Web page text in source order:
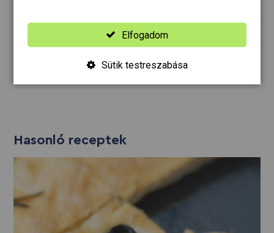
laktóz
mustár
Hasonló receptek
Sütik testreszabása
Elfogadom